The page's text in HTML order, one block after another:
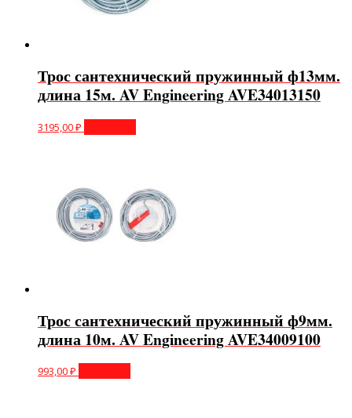
Трос сантехнический пружинный ф13мм.
длина 15м. AV Engineering AVE34013150
3195,00₽
Трос сантехнический пружинный ф9мм.
длина 10м. AV Engineering AVE34009100
993,00₽